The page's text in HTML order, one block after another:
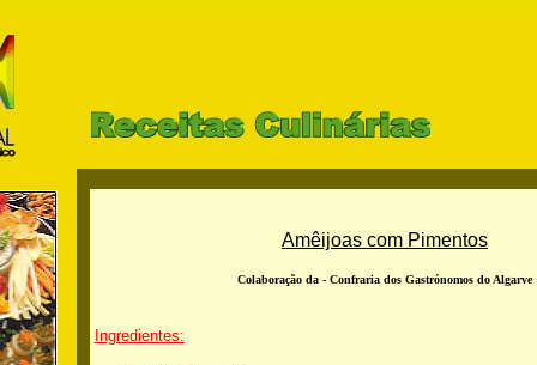
Amêijoas com Pimentos
Colaboração da - Confraria dos Gastrónomos do Algarve
Ingredientes: